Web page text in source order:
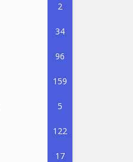
2
34
96
159
5
122
17